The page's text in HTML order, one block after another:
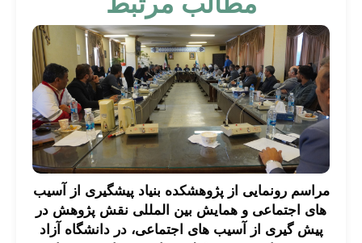
مراسم رونمایی از پژوهشکده بنیاد پیشگیری از آسیب
های اجتماعی و همایش بین المللی نقش پژوهش در
پیش گیری از آسیب های اجتماعی، در دانشگاه آزاد